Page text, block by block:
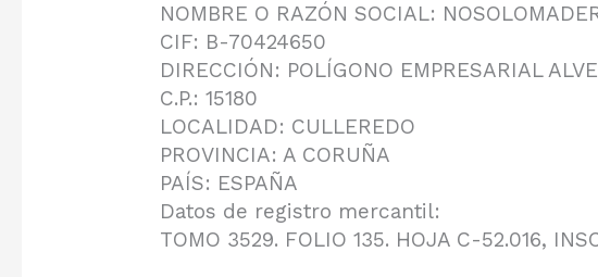
NOMBRE O RAZÓN SOCIAL:
CIF: B-70424650
DIRECCIÓN: POLÍGONO EMPRESARIAL
C.P.: 15180
LOCALIDAD: CULLEREDO
PROVINCIA: A CORUÑA
PAÍS: ESPAÑA
Datos de registro mercantil:
TOMO 3529. FOLIO 135. HOJA C-52.016,